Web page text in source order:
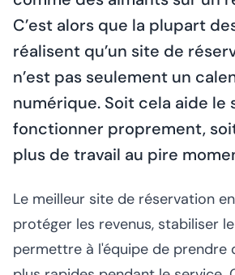
C’est alors que la plupart
réalisent qu’un site de
n’est pas seulement un
numérique. Soit cela aide le
fonctionner proprement,
plus de travail au pire
Le meilleur site de réservation
protéger les revenus, stabiliser
permettre à l'équipe de prendre